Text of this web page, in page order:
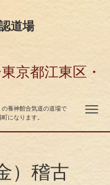
道場
京都江東区・
養神館合気道の道場で
になります。
ナ
）稽古